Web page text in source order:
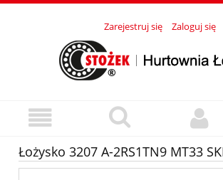
Zarejestruj się Zaloguj się
Łożysko 3207 A-2RS1TN9 MT33